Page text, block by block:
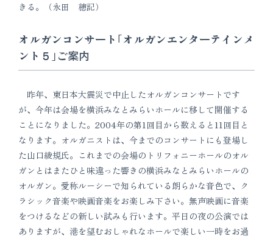
きる。（永田 穂記）
オルガンコンサート｢オルガンエンターテインメ
ント５｣ご案内
昨年、東日本大震災で中止したオルガンコンサートです
が、今年は会場を横浜みなとみらいホールに移して開催する
ことになりました。2004年の第1回目から数えると11回目と
なります。オルガニストは、今までのコンサートにも登場し
た山口綾規氏。これまでの会場のトリフォニーホールのオル
ガンとはまたひと味違った響きの横浜みなとみらいホールの
オルガン。愛称ルーシーで知られている朗らかな音色で、ク
ラシック音楽や映画音楽をお楽しみ下さい。無声映画に音楽
をつけるなどの新しい試みも行います。平日の夜の公演では
ありますが、港を望むおしゃれなホールで楽しい一時をお過